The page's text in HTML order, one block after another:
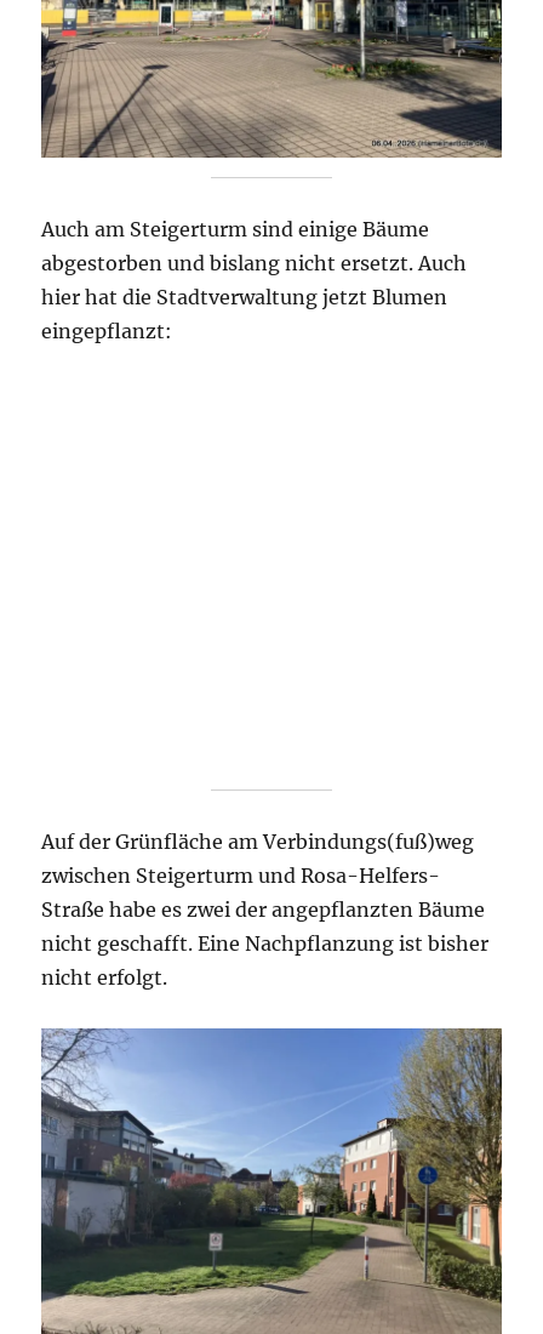
Auch am Steigerturm sind einige Bäume
abgestorben und bislang nicht ersetzt. Auch
hier hat die Stadtverwaltung jetzt Blumen
eingepflanzt:
Auf der Grünfläche am Verbindungs(fuß)weg
zwischen Steigerturm und Rosa-Helfers-
Straße habe es zwei der angepflanzten Bäume
nicht geschafft. Eine Nachpflanzung ist bisher
nicht erfolgt.